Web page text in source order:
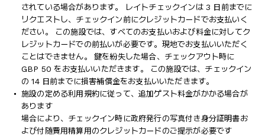
されている場合があります。 レイトチェックインは 3 日前までに
リクエストし、チェックイン前にクレジットカードでお支払いく
ださい。 この施設では、すべてのお支払いおよび料金に対してク
レジットカードでの前払いが必要です。現地でお支払いいただく
ことはできません。 鍵を紛失した場合、チェックアウト時に
GBP 50 をお支払いいただきます。 この施設では、チェックイン
の 14 日前までに損害補償金をお支払いいただきます。
施設の定める利用規約に従って、追加ゲスト料金がかかる場合が
あります
場合により、チェックイン時に政府発行の写真付き身分証明書お
よび付随費用精算用のクレジットカードのご提示が必要です